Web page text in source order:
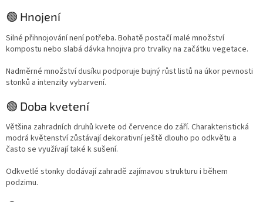
🟢 Hnojení
Silné přihnojování není potřeba. Bohatě postačí malé množství
kompostu nebo slabá dávka hnojiva pro trvalky na začátku vegetace.
Nadměrné množství dusíku podporuje bujný růst listů na úkor pevnosti
stonků a intenzity vybarvení.
🟢 Doba kvetení
Většina zahradních druhů kvete od července do září. Charakteristická
modrá květenství zůstávají dekorativní ještě dlouho po odkvětu a
často se využívají také k sušení.
Odkvetlé stonky dodávají zahradě zajímavou strukturu i během
podzimu.